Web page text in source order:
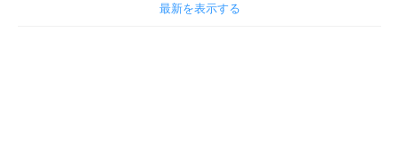
最新を表示する